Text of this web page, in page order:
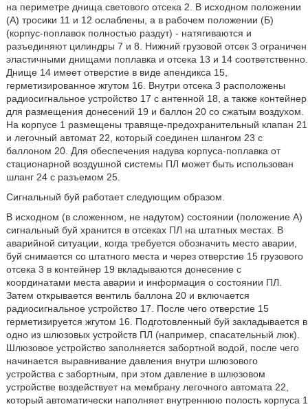
на периметре днища светового отсека 2. В исходном положении
(А) тросики 11 и 12 ослаблены, а в рабочем положении (Б)
(корпус-поплавок полностью раздут) - натягиваются и
разъединяют цилиндры 7 и 8. Нижний грузовой отсек 3 ограничен
эластичными днищами поплавка и отсека 13 и 14 соответственно.
Днище 14 имеет отверстие в виде апендикса 15,
герметизированное жгутом 16. Внутри отсека 3 расположены
радиосигнальное устройство 17 с антенной 18, а также контейнер
для размещения донесений 19 и баллон 20 со сжатым воздухом.
На корпусе 1 размещены травяще-предохранительный клапан 21
и легочный автомат 22, который соединен шлангом 23 с
баллоном 20. Для обеспечения надува корпуса-поплавка от
стационарной воздушной системы ПЛ может быть использован
шланг 24 с разъемом 25.
Сигнальный буй работает следующим образом.
В исходном (в сложенном, не надутом) состоянии (положение А)
сигнальный буй хранится в отсеках ПЛ на штатных местах. В
аварийной ситуации, когда требуется обозначить место аварии,
буй снимается со штатного места и через отверстие 15 грузового
отсека 3 в контейнер 19 вкладываются донесение с
координатами места аварии и информация о состоянии ПЛ.
Затем открывается вентиль баллона 20 и включается
радиосигнальное устройство 17. После чего отверстие 15
герметизируется жгутом 16. Подготовленный буй закладывается в
одно из шлюзовых устройств ПЛ (например, спасательный люк).
Шлюзовое устройство заполняется забортной водой, после чего
начинается выравнивание давления внутри шлюзового
устройства с забортным, при этом давление в шлюзовом
устройстве воздействует на мембрану легочного автомата 22,
который автоматически наполняет внутреннюю полость корпуса 1